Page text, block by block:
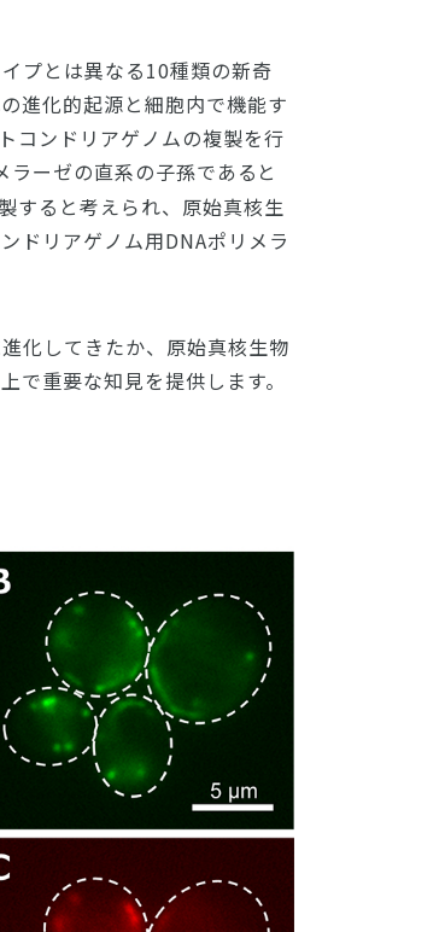
プとは異なる10種類の新奇
進化的起源と細胞内で機能す
コンドリアゲノムの複製を行
ーゼの直系の子孫であると
すると考えられ、原始真核生
ドリアゲノム用DNAポリメラ
化してきたか、原始真核生物
で重要な知見を提供します。